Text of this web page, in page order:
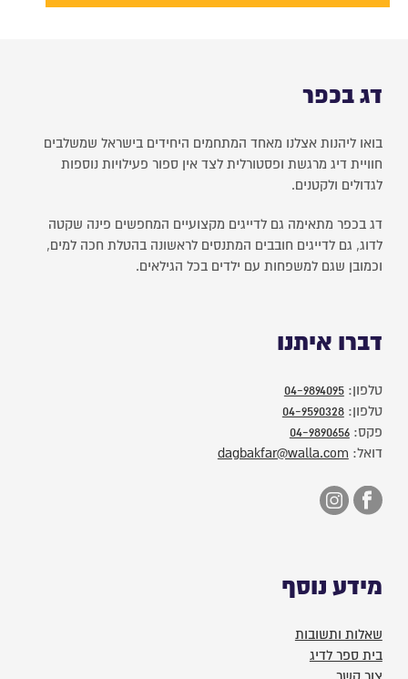
דג בכפר
בואו ליהנות אצלנו מאחד המתחמים היחידים בישראל שמשלבים
חוויית דיג מרגשת ופסטורלית לצד אין ספור פעילויות נוספות
לגדולים ולקטנים.
דג בכפר מתאימה גם לדייגים מקצועיים המחפשים פינה שקטה
לדוג, גם לדייגים חובבים המתנסים לראשונה בהטלת חכה למים,
וכמובן שגם למשפחות עם ילדים בכל הגילאים.
דברו איתנו
טלפון:04-9894095
טלפון:04-9590328
פקס:04-9890656
דואל: dagbakfar@walla.com
מידע נוסף
שאלות ותשובות
בית ספר לדיג